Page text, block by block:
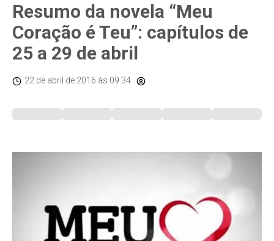
Resumo da novela “Meu
Coração é Teu”: capítulos de
25 a 29 de abril
22 de abril de 2016 às 09:34